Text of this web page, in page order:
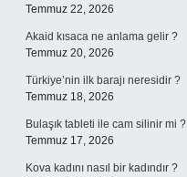
Temmuz 22, 2026
Akaid kısaca ne anlama gelir ?
Temmuz 20, 2026
Türkiye’nin ilk barajı neresidir ?
Temmuz 18, 2026
Bulaşık tableti ile cam silinir mi ?
Temmuz 17, 2026
Kova kadını nasıl bir kadındır ?